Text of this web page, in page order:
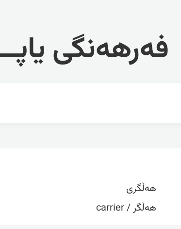
فەرهەنگی
هەڵگری
هەڵگر / carrier